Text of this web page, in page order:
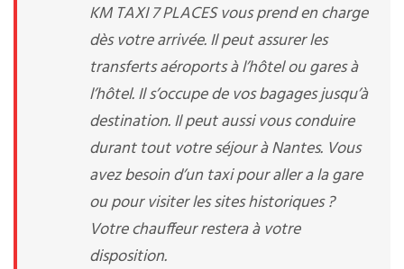
KM TAXI 7 PLACES vous prend en charge
dès votre arrivée. Il peut assurer les
transferts aéroports à l’hôtel ou gares à
l’hôtel. Il s’occupe de vos bagages jusqu’à
destination. Il peut aussi vous conduire
durant tout votre séjour à Nantes. Vous
avez besoin d’un taxi pour aller a la gare
ou pour visiter les sites historiques ?
Votre chauffeur restera à votre
disposition.